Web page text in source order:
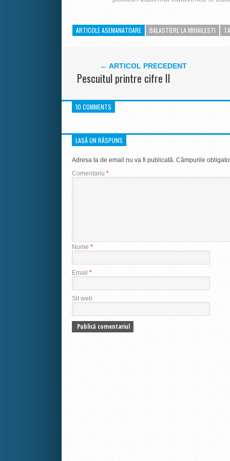
ARTICOLE ASEMANATOARE BALASTIERE LA MIHAILESTI
← ARTICOL PRECEDENT
Pescuitul printre cifre II
10 COMMENTS
LASĂ UN RĂSPUNS
Adresa ta de email nu va fi publicată. Câmpurile
Comentariu *
Nume *
Email *
Sit web